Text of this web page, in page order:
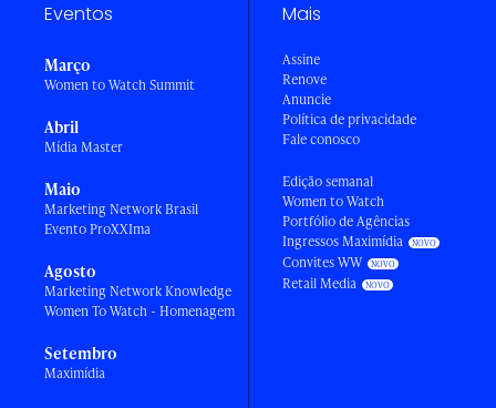
Eventos
Março
Women to Watch Summit
Abril
Mídia Master
Maio
Marketing Network Brasil
Evento ProXXIma
Agosto
Marketing Network Knowledge
Women To Watch - Homenagem
Setembro
Maximídia
Mais
Assine
Renove
Anuncie
Política de privacidade
Fale conosco
Edição semanal
Women to Watch
Portfólio de Agências
Ingressos Maximídia
Convites WW
Retail Media